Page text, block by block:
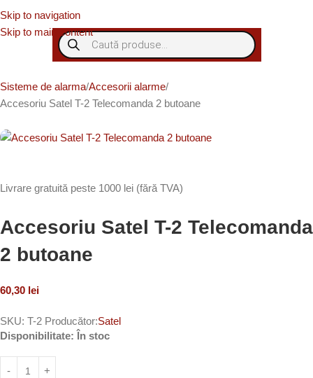
Skip to navigation
Skip to main content
Sisteme de alarma Accesorii alarme
Accesoriu Satel T-2 Telecomanda 2 butoane
Livrare gratuită peste 1000 lei (fără TVA)
Accesoriu Satel T-2 Telecomanda
2 butoane
60,30 lei
SKU: T-2 Producător:Satel
Disponibilitate: În stoc